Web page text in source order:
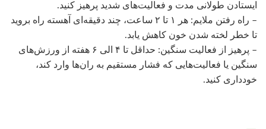
ایستادن طولانی مدت و فعالیت‌های شدید پرهیز کنید.
– راه رفتن ملایم: هر ۱ تا ۲ ساعت، چند دقیقه‌ای آهسته راه بروید
تا خطر لخته شدن خون کاهش یابد.
– پرهیز از فعالیت سنگین: حداقل تا ۴ الی ۶ هفته از ورزش‌های
سنگین یا فعالیت‌هایی که فشار مستقیم به ران‌ها وارد کند،
خودداری کنید.